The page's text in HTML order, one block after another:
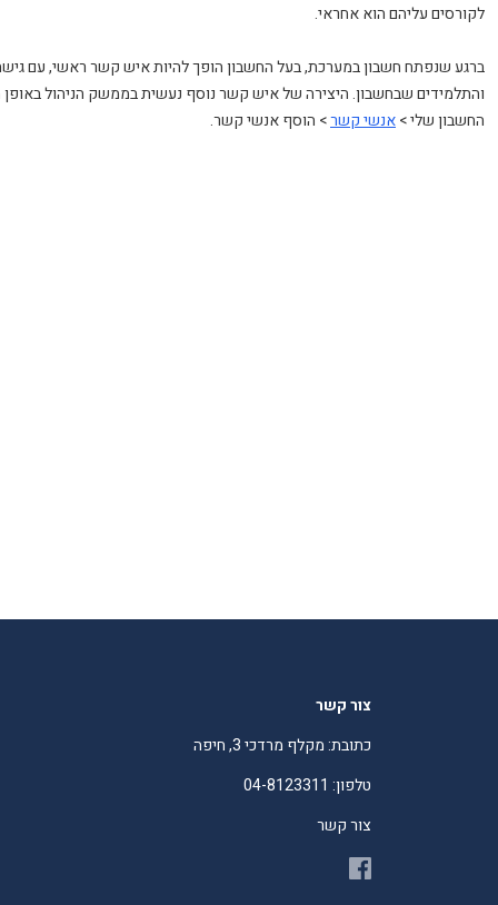
לקורסים עליהם הוא אחראי.
ברגע שנפתח חשבון במערכת, בעל החשבון הופך להיות איש קשר ראשי, עם
והתלמידים שבחשבון. היצירה של איש קשר נוסף נעשית בממשק הניהול
החשבון שלי >אנשי קשר> הוסף אנשי קשר.
צור קשר
כתובת: מקלף מרדכי 3, חיפה
טלפון: 04-8123311
צור קשר